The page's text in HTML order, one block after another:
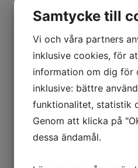
yrkesstolthet
Så här är
2 heldagars kurs
workshop och
Genom processer
kraftfulla tekniker och
Samtycke till
Vi och våra partners
inklusive cookies, för
information om dig för
inklusive: bättre
funktionalitet, statistik
Genom att klicka på
dessa ändamål.